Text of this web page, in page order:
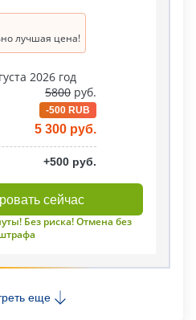
лучшая цена!
2026 год
5800 руб.
-500 RUB
5 300 руб.
+500 руб.
сейчас
Без риска! Отмена без
еще